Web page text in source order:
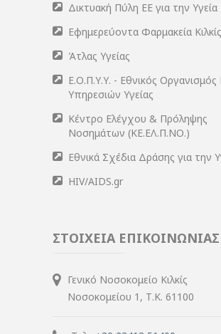
Δικτυακή Πύλη ΕΕ για την Υγεία
Εφημερεύοντα Φαρμακεία Κιλκίς
Άτλας Υγείας
Ε.Ο.Π.Υ.Υ. - Εθνικός
Υπηρεσιών Υγείας
Κέντρο Ελέγχου & Πρόληψης
Νοσημάτων (ΚΕ.ΕΛ.Π.ΝΟ.)
Εθνικά Σχέδια Δράσης για την
HIV/AIDS.gr
ΣΤΟΙΧΕΙΑ ΕΠΙΚΟΙΝΩΝΙΑΣ
Γενικό Νοσοκομείο Κιλκίς
Νοσοκομείου 1, Τ.Κ. 61100